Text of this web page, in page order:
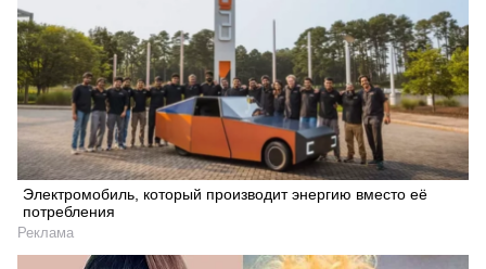
Электромобиль, который производит энергию вместо её
потребления
Реклама